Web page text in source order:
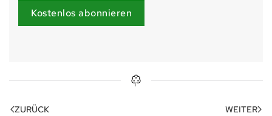
Kostenlos abonnieren
ZURÜCK WEITER